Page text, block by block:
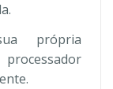
própria
processador